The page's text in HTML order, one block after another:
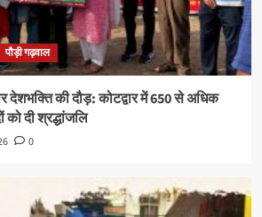
पौड़ी गढ़वाल
देशभक्ति की दौड़: कोटद्वार में 650 से अधिक
दी श्रद्धांजलि
0